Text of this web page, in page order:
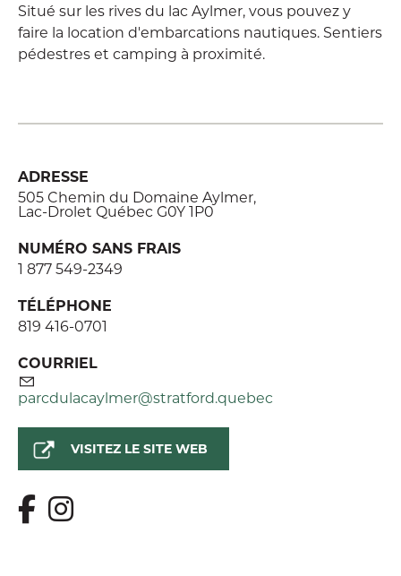
Situé sur les rives du lac Aylmer, vous pouvez y
faire la location d'embarcations nautiques. Sentiers
pédestres et camping à proximité.
ADRESSE
505 Chemin du Domaine Aylmer,
Lac-Drolet Québec G0Y 1P0
NUMÉRO SANS FRAIS
1 877 549-2349
TÉLÉPHONE
819 416-0701
COURRIEL
parcdulacaylmer@stratford.quebec
VISITEZ LE SITE WEB